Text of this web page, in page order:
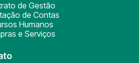
de Gestão
de Contas
Humanos
e Serviços